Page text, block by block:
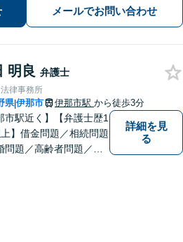
メールでお問い合わせ
明良 弁護士
律事務所
県|伊那市 伊那市駅 から徒歩3分
市駅近く】【弁護士歴1
】借金問題／相続問題
問題／高齢者問題／相
詳細を見
る